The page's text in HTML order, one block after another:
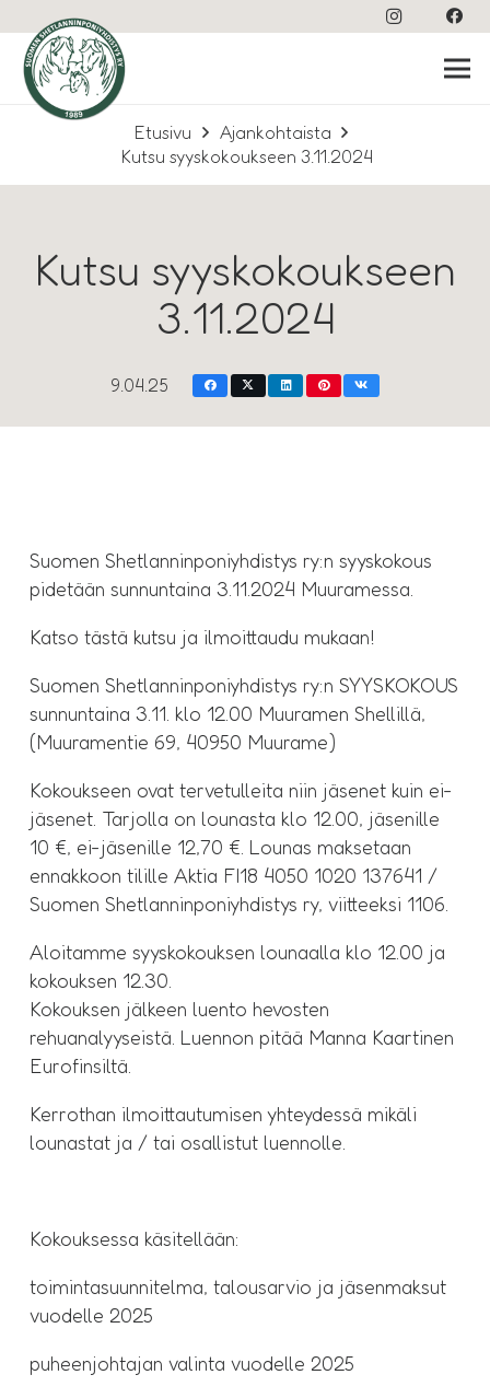
Etusivu
Ajankohtaista
Kutsu syyskokoukseen 3.11.2024
Kutsu syyskokoukseen
3.11.2024
9.04.25
Suomen Shetlanninponiyhdistys ry:n syyskokous
pidetään sunnuntaina 3.11.2024 Muuramessa.
Katso tästä kutsu ja ilmoittaudu mukaan!
Suomen Shetlanninponiyhdistys ry:n SYYSKOKOUS
sunnuntaina 3.11. klo 12.00 Muuramen Shellillä,
(Muuramentie 69, 40950 Muurame)
Kokoukseen ovat tervetulleita niin jäsenet kuin ei-
jäsenet. Tarjolla on lounasta klo 12.00, jäsenille
10 €, ei-jäsenille 12,70 €. Lounas maksetaan
ennakkoon tilille Aktia FI18 4050 1020 137641 /
Suomen Shetlanninponiyhdistys ry, viitteeksi 1106.
Aloitamme syyskokouksen lounaalla klo 12.00 ja
kokouksen 12.30.
Kokouksen jälkeen luento hevosten
rehuanalyyseistä. Luennon pitää Manna Kaartinen
Eurofinsiltä.
Kerrothan ilmoittautumisen yhteydessä mikäli
lounastat ja / tai osallistut luennolle.
Kokouksessa käsitellään:
toimintasuunnitelma, talousarvio ja jäsenmaksut
vuodelle 2025
puheenjohtajan valinta vuodelle 2025